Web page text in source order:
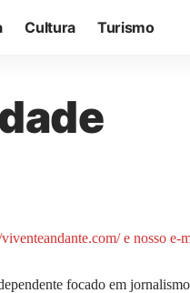
Cultura Turismo
e nosso e-
focado em